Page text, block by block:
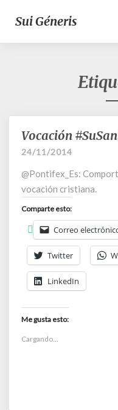
Sui Géneris
Vocación
#SuSantigram
Vocación
24/11/2014
@Pontifex_Es:
vocación cristiana.
Comparte esto:
Correo
Twitter
LinkedIn
Me gusta esto:
Cargando...